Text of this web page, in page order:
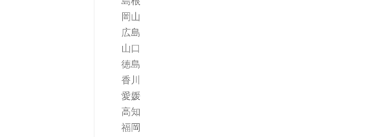
岡山
広島
山口
徳島
香川
愛媛
高知
福岡